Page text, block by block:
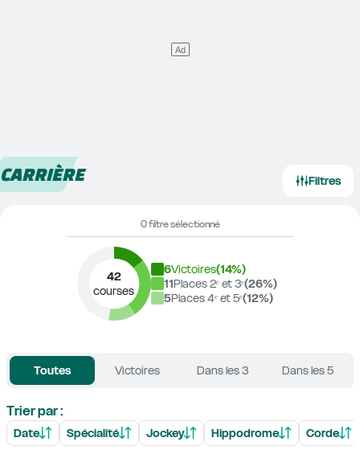
CARRIÈRE Filtres
0 filtre sélectionné
42
courses
6Victoires(14%)
11Places 2ᵉ et 3ᵉ(26%)
5Places 4ᵉ et 5ᵉ(12%)
Toutes Victoires Dans les 3 Dans les 5
Trier par :
Date Spécialité Jockey Hippodrome Corde